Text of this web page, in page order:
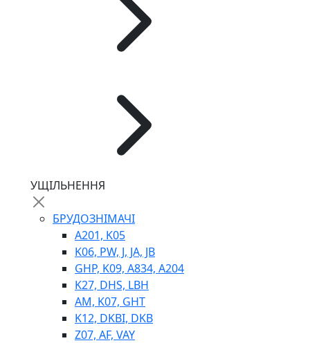
НАСОСИ-ДОЗАТОРИ
ГІДРОФІКАЦІЯ ТЯГАЧІВ
КОНТРОЛЬНО-ВИМІРЮВАЛЬНА АПАРАТУРА
ЛЕБІДКИ
ВТУЛКИ
BIMETAL
УЩІЛЬНЕННЯ
БРУДОЗНІМАЧІ
A201, K05
K06, PW, J, JA, JB
GHP, K09, A834, A204
K27, DHS, LBH
AM, K07, GHT
K12, DKBI, DKB
Z07, AF, VAY